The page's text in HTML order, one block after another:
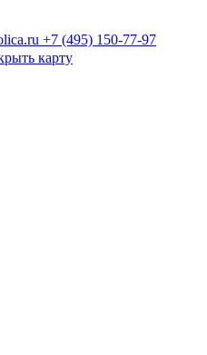
+7 (495) 150-77-97
карту